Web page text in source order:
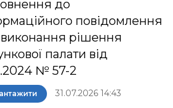
до
повідомлення
рішення
палати від
№ 57-2
31.07.2026 14:43